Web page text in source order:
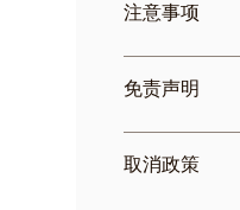
一切个人消
Harbour
请根据电子
注意事项
必须在出发
内发出通知
免责声明
认单，有关
取消政策